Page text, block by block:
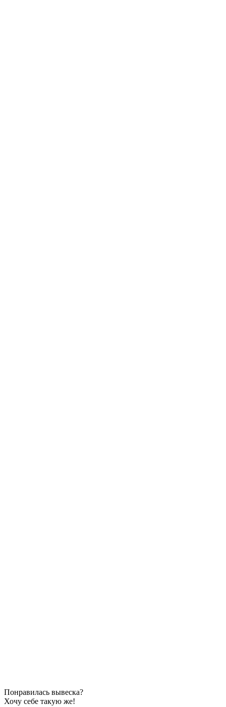
Понравилась вывеска?
Хочу себе такую же!